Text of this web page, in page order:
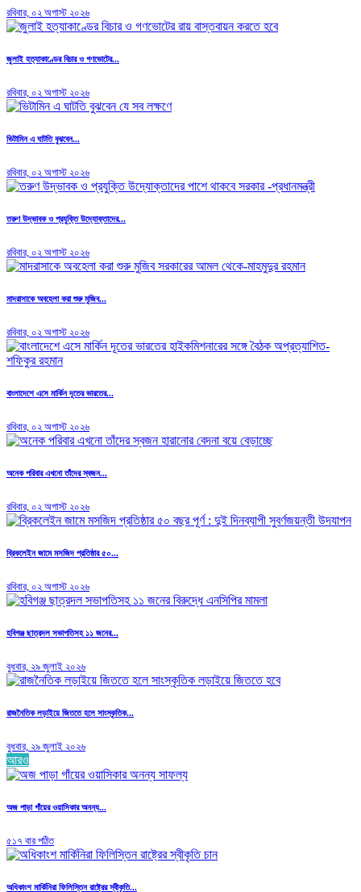
রবিবার, ০২ অগাস্ট ২০২৬
জুলাই হত্যাকাণ্ডের বিচার ও গণভোটের...
রবিবার, ০২ অগাস্ট ২০২৬
ভিটামিন এ ঘাটতি বুঝবেন...
রবিবার, ০২ অগাস্ট ২০২৬
তরুণ উদ্ভাবক ও প্রযুক্তি উদ্যোক্তাদের...
রবিবার, ০২ অগাস্ট ২০২৬
মাদরাসাকে অবহেলা করা শুরু মুজিব...
রবিবার, ০২ অগাস্ট ২০২৬
বাংলাদেশে এসে মার্কিন দূতের ভারতের...
রবিবার, ০২ অগাস্ট ২০২৬
অনেক পরিবার এখনো তাঁদের স্বজন...
রবিবার, ০২ অগাস্ট ২০২৬
ব্রিকলেইন জামে মসজিদ প্রতিষ্ঠার ৫০...
রবিবার, ০২ অগাস্ট ২০২৬
হবিগঞ্জ ছাত্রদল সভাপতিসহ ১১ জনের...
বুধবার, ২৯ জুলাই ২০২৬
রাজনৈতিক লড়াইয়ে জিততে হলে সাংস্কৃতিক...
বুধবার, ২৯ জুলাই ২০২৬
আরও
অজ পাড়া গাঁয়ের ওয়াসিকার অনন্য...
৫১৭ বার পঠিত
অধিকাংশ মার্কিনিরা ফিলিস্তিন রাষ্ট্রের স্বীকৃতি...